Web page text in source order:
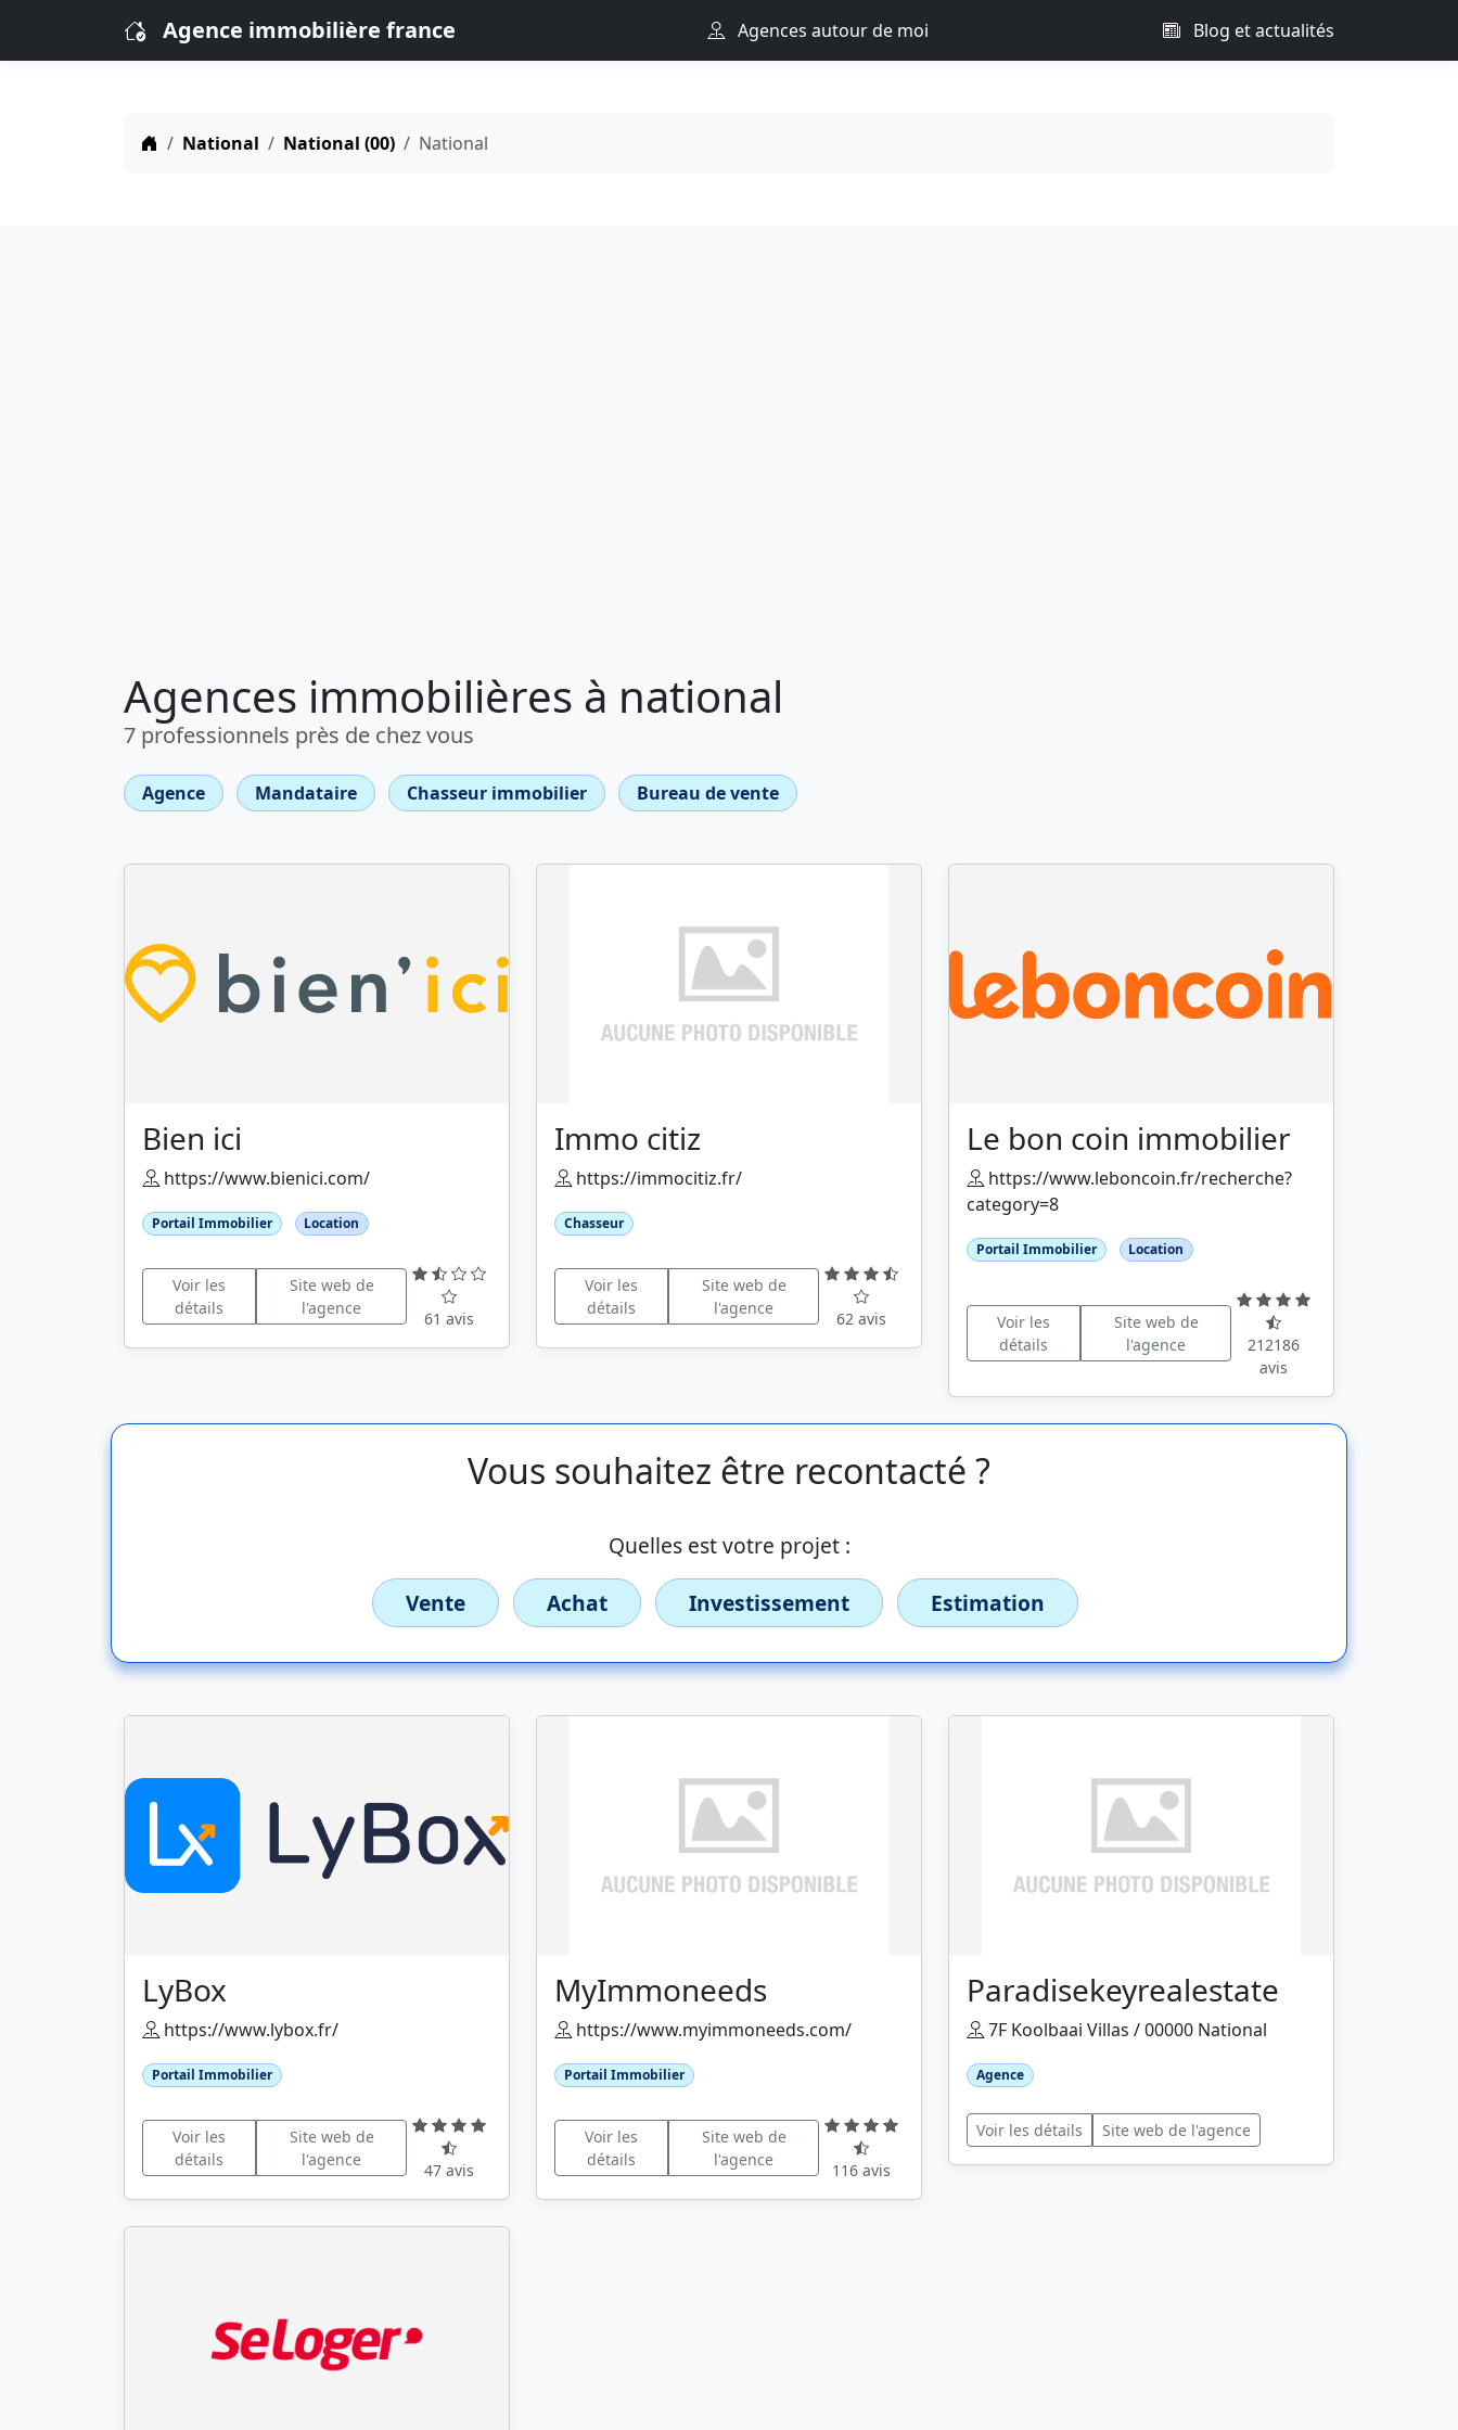
Agence immobilière france Agences autour de moi Blog et actualités
National National (00) National
Agences immobilières à national
7 professionnels près de chez vous
Agence Mandataire Chasseur immobilier Bureau de vente
Bien ici
https://www.bienici.com/
Portail Immobilier Location
Voir les
détails
Site web de
l'agence
61 avis
Immo citiz
https://immocitiz.fr/
Chasseur
Voir les
détails
Site web de
l'agence
62 avis
Le bon coin immobilier
https://www.leboncoin.fr/recherche?
category=8
Portail Immobilier Location
Voir les
détails
Site web de
l'agence
212186
avis
Vous souhaitez être recontacté ?
Quelles est votre projet :
Vente
Achat Investissement Estimation
LyBox
https://www.lybox.fr/
Portail Immobilier
Voir les
détails
Site web de
l'agence
47 avis
MyImmoneeds
https://www.myimmoneeds.com/
Portail Immobilier
Voir les
détails
Site web de
l'agence
116 avis
Paradisekeyrealestate
7F Koolbaai Villas / 00000 National
Agence
Voir les détails Site web de l'agence